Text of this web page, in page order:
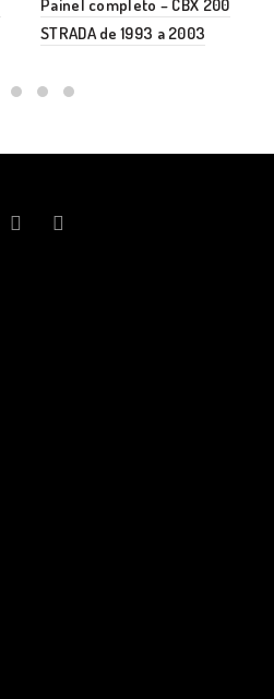
Painel completo – CBX 200
STRADA de 1993 a 2003